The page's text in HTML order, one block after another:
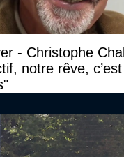
- Christophe
notre rêve,